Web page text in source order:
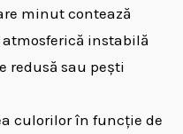
minut contează
instabilă
redusă sau pești
culorilor în funcție de